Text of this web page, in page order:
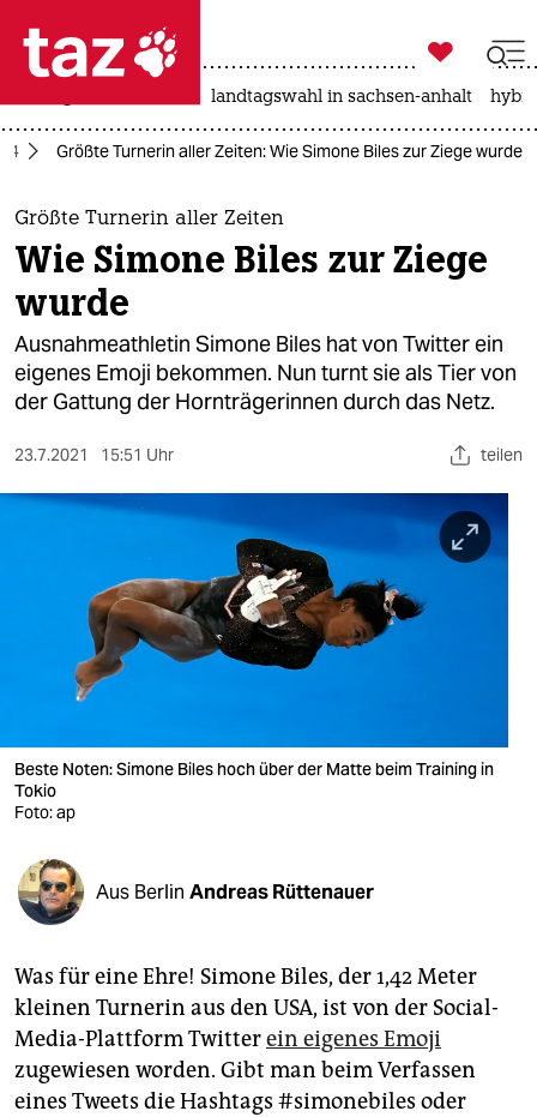
 taz zahl ich
taz zahl ich
themen
politik
öko
gesellschaft
sport
wahrheit
verlag
verlag
veranstaltungen
fragen & hilfe
abo
genossenschaft
epaper login

taz zahl ich
landtagswahl in sachsen-anhalt
Größte Turnerin aller Zeiten: Wie Simone Biles zur Ziege wurde
Größte Turnerin aller Zeiten
Wie Simone Biles zur Ziege
wurde
Ausnahmeathletin Simone Biles hat von Twitter ein
eigenes Emoji bekommen. Nun turnt sie als Tier von
der Gattung der Hornträgerinnen durch das Netz.
23.7.2021 15:51 Uhr teilen
Beste Noten: Simone Biles hoch über der Matte beim Training in
Tokio
Foto: ap
Aus Berlin Andreas Rüttenauer
Was für eine Ehre! Simone Biles, der 1,42 Meter
kleinen Turnerin aus den USA, ist von der Social-
Media-Plattform Twitterein eigenes Emoji
zugewiesen worden. Gibt man beim Verfassen
eines Tweets die Hashtags #simonebiles oder